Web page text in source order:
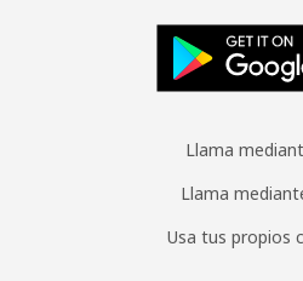
Llama
Llama
Usa tus propios